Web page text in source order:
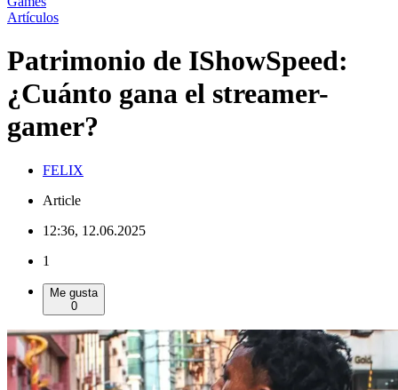
Artículos
Patrimonio de IShowSpeed:
¿Cuánto gana el streamer-
gamer?
FELIX
Article
12:36, 12.06.2025
1
Me gusta
0